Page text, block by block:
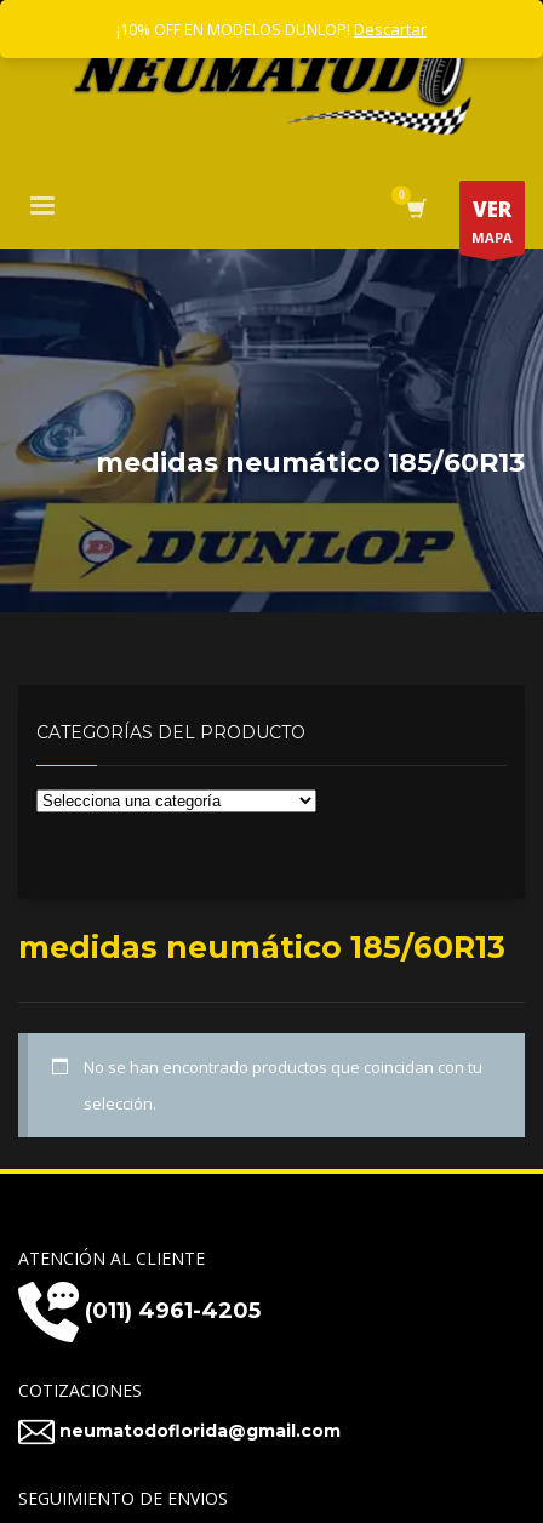
VER
MAPA
medidas neumático 185/60R13
medidas neumático 185/60R13
No se han encontrado productos que coincidan con tu
selección.
CATEGORÍAS DEL PRODUCTO
ATENCIÓN AL CLIENTE
(011) 4961-4205
COTIZACIONES
neumatodoflorida@gmail.com
SEGUIMIENTO DE ENVIOS
¡10% OFF EN MODELOS DUNLOP! Descartar